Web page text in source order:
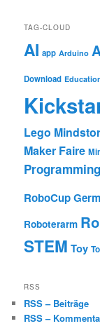
TAG-CLOUD
AI app Arduino
Download
Lego
Maker Faire
Programming
RoboCup
Roboterarm
STEM Toy
RSS
RSS – Beiträge
RSS –